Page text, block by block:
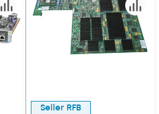
Seller RFB